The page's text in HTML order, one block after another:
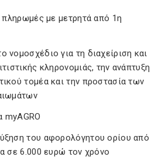
πληρωμές με μετρητά από 1η
νομοσχέδιο για τη διαχείριση και
κληρονομιάς, την ανάπτυξη
τομέα και την προστασία των
του αφορολόγητου ορίου από
σε 6.000 ευρώ τον χρόνο